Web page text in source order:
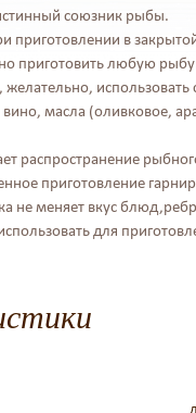
союзник рыбы.
приготовлении в
приготовить любую
желательно,
масла (оливковое,
распространение
приготовление
не меняет вкус
для